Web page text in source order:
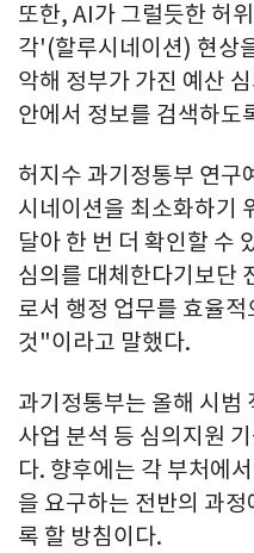
또한, AI가 그럴듯한 허
각'(할루시네이션) 현상
악해 정부가 가진 예산
안에서 정보를 검색하도
허지수 과기정통부 연
시네이션을 최소화하기
달아 한 번 더 확인할 수
심의를 대체한다기보단
로서 행정 업무를 효율
것"이라고 말했다.
과기정통부는 올해 시범
사업 분석 등 심의지원
다. 향후에는 각 부처에
을 요구하는 전반의 과
록 할 방침이다.